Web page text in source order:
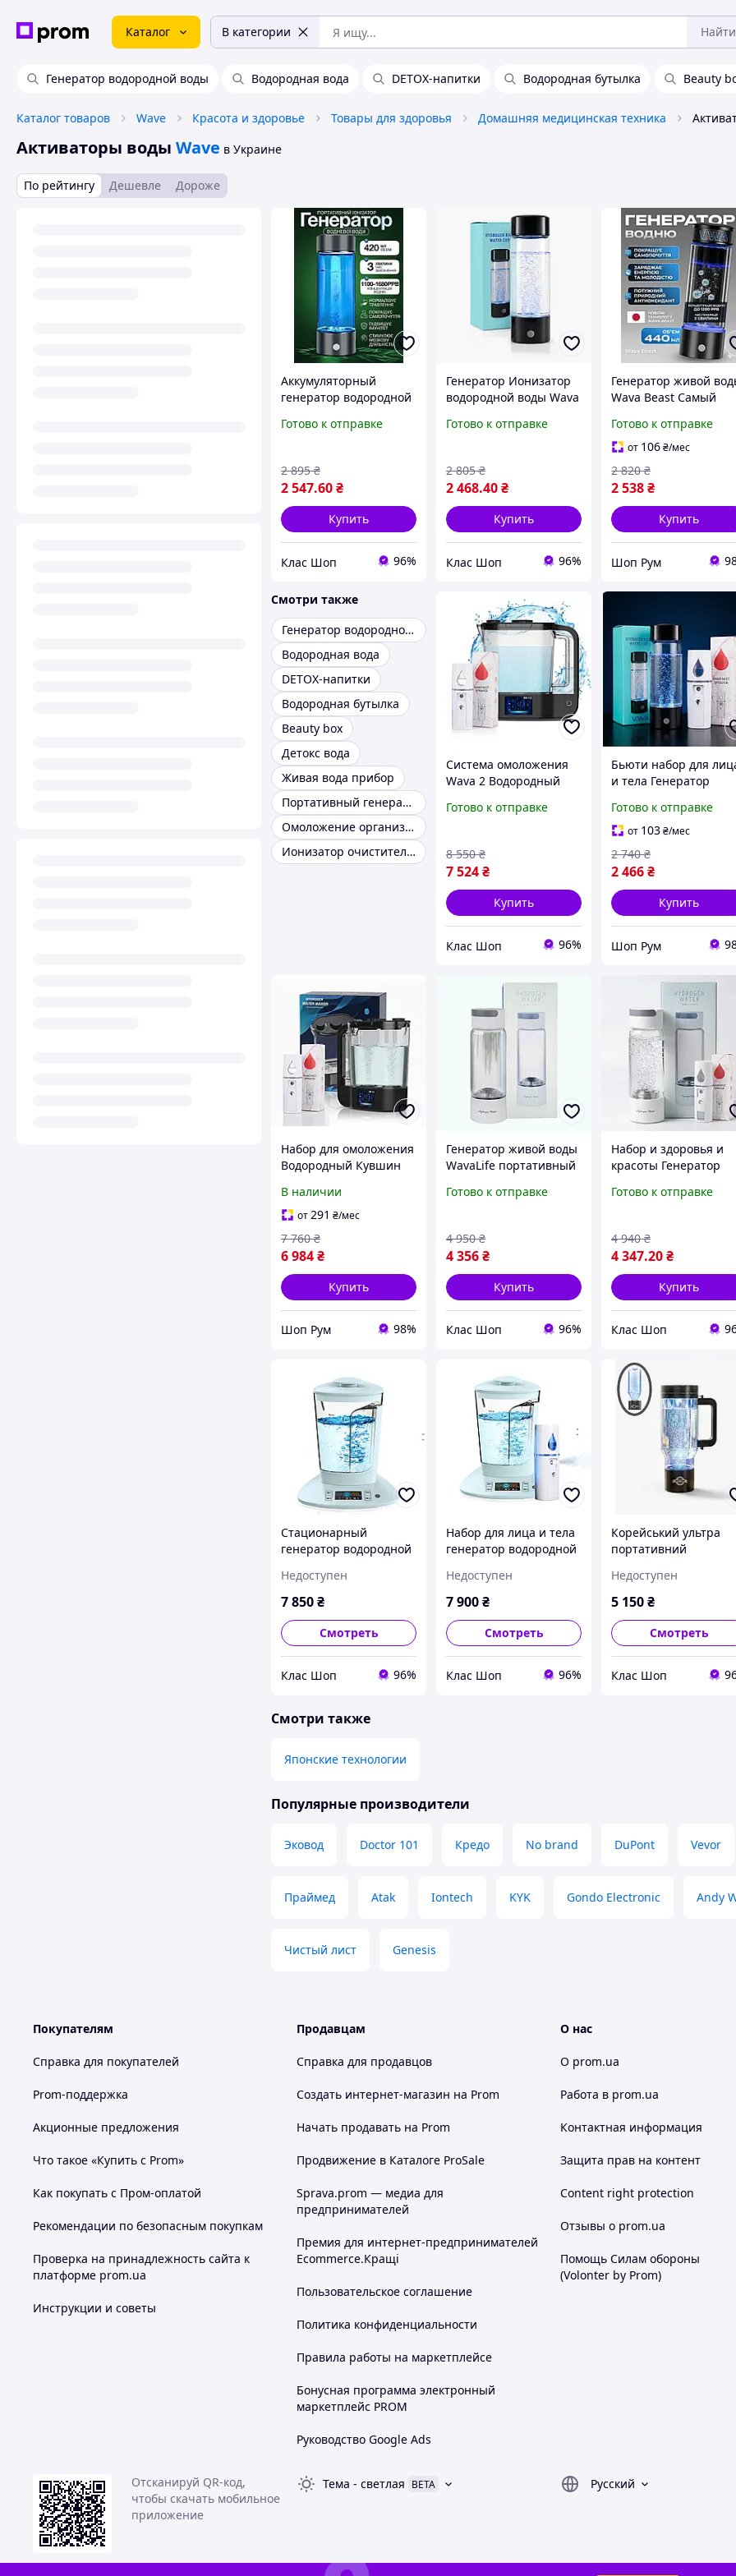
Каталог В категории Найти
Генератор водородной воды Водородная вода DETOX-напитки Водородная бутылка Beauty
Каталог товаров Wave Красота и здоровье Товары для здоровья Домашняя медицинская техника
Активаторы воды Wave в Украине
По рейтингу Дешевле Дороже
Аккумуляторный
генератор водородной
Beast 440 мл
мембрана Черный
Готово к отправке
2 547.60₴
2 895 ₴
Купить
Клас Шоп 96%
Генератор Ионизатор
водородной воды Wava
аккумуляторный
нано мембрана
Черный
Готово к отправке
2 468.40₴
2 805 ₴
Купить
Клас Шоп 96%
Генератор живой
Wava Beast Самый
портативный
ионизатор и активатор
воды
Готово к отправке
от 106₴/мес
2 538₴
2 820 ₴
Купить
Шоп Рум
Смотри также
Генератор водородной воды
Водородная вода
DETOX-напитки
Водородная бутылка
Beauty box
Детокс вода
Живая вода прибор
Портативный генератор водорода
Омоложение организма
Ионизатор очиститель воды
Система омоложения
Wava 2 Водородный
Увлажнитель для лица.
сияние снаружи
Готово к отправке
7 524₴
8 550 ₴
Купить
Клас Шоп 96%
Бьюти набор для
и тела Генератор
Нано спрей Wava Beast
Набор для омоложения
Увлажнитель кожи
Готово к отправке
от 103₴/мес
2 466₴
2 740 ₴
Купить
Шоп Рум
Набор для омоложения
Водородный Кувшин
для лица. Генератор
живой воды для
В наличии
от 291 ₴/мес
6 984₴
7 760 ₴
Купить
Шоп Рум 98%
Генератор живой воды
WavaLife портативный
переходником для
Готово к отправке
4 356₴
4 950 ₴
Купить
Клас Шоп 96%
Набор и здоровья и
красоты Генератор
водородной воды
спрей Nano Mist
Sprayer
Готово к отправке
4 347.20₴
4 940 ₴
Купить
Клас Шоп
Стационарный
генератор водородной
Ионизатор, активатор
живой воды и
Недоступен
7 850₴
Смотреть
Клас Шоп 96%
Набор для лица и тела
генератор водородной
Wava H2 Ионизатор,
активатор живой воды
Недоступен
7 900₴
Смотреть
Клас Шоп 96%
Корейський ультра
портативний
води 1 литр адаптер
для обычных бутылок
Недоступен
5 150₴
Смотреть
Клас Шоп
Смотри также
Японские технологии
Популярные производители
Эковод Doctor 101 Кредо No brand DuPont Vevor
Праймед Atak Iontech KYK Gondo Electronic Andy
Чистый лист Genesis
Покупателям
Справка для покупателей
Prom-поддержка
Акционные предложения
Что такое «Купить с Prom»
Как покупать с Пром-оплатой
Рекомендации по безопасным покупкам
Проверка на принадлежность сайта к
платформе prom.ua
Инструкции и советы
Продавцам
Справка для продавцов
Создать интернет-магазин на Prom
Начать продавать на Prom
Продвижение в Каталоге ProSale
Sprava.prom — медиа для
предпринимателей
Премия для интернет-предпринимателей
Ecommerce.Кращі
Пользовательское соглашение
Политика конфиденциальности
Правила работы на маркетплейсе
Бонусная программа электронный
маркетплейс PROM
Руководство Google Ads
О нас
О prom.ua
Работа в prom.ua
Контактная информация
Защита прав на контент
Content right protection
Отзывы о prom.ua
Помощь Силам обороны
(Volonter by Prom)
Отсканируй QR-код,
чтобы скачать мобильное
приложение
Тема - светлая BETA
Русский